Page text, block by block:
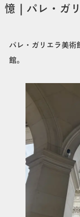
憶｜パレ・ガ
パレ・ガリエラ美術
館。